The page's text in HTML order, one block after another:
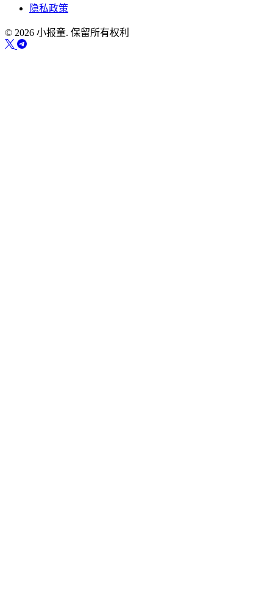
隐私政策
© 2026 小报童. 保留所有权利